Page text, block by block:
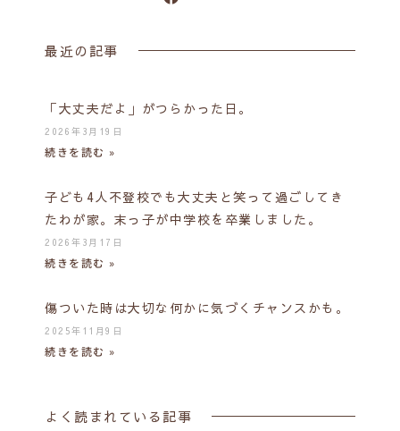
最近の記事
「大丈夫だよ」がつらかった日。
2026年3月19日
続きを読む »
子ども4人不登校でも大丈夫と笑って過ごしてき
たわが家。末っ子が中学校を卒業しました。
2026年3月17日
続きを読む »
傷ついた時は大切な何かに気づくチャンスかも。
2025年11月9日
続きを読む »
よく読まれている記事